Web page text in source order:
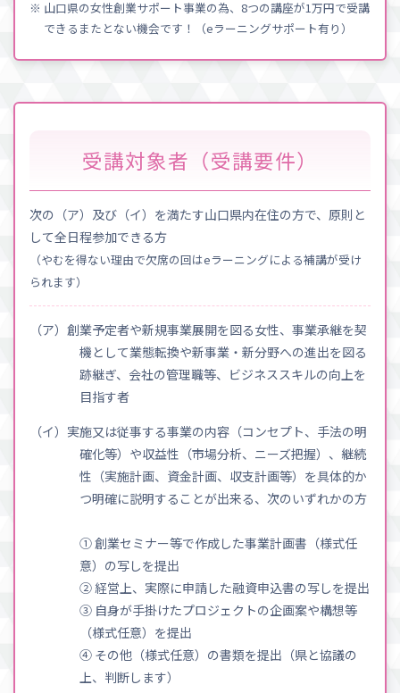
※ 山口県の女性創業サポート事業の為、8つの講座が1万円で受講
できるまたとない機会です！（eラーニングサポート有り）
受講対象者（受講要件）
次の（ア）及び（イ）を満たす山口県内在住の方で、原則と
して全日程参加できる方
（やむを得ない理由で欠席の回はeラーニングによる補講が受け
られます）
（ア）創業予定者や新規事業展開を図る女性、事業承継を契
機として業態転換や新事業・新分野への進出を図る
跡継ぎ、会社の管理職等、ビジネススキルの向上を
目指す者
（イ）実施又は従事する事業の内容（コンセプト、手法の明
確化等）や収益性（市場分析、ニーズ把握）、継続
性（実施計画、資金計画、収支計画等）を具体的か
つ明確に説明することが出来る、次のいずれかの方
① 創業セミナー等で作成した事業計画書（様式任
意）の写しを提出
② 経営上、実際に申請した融資申込書の写しを提出
③ 自身が手掛けたプロジェクトの企画案や構想等
（様式任意）を提出
④ その他（様式任意）の書類を提出（県と協議の
上、判断します）